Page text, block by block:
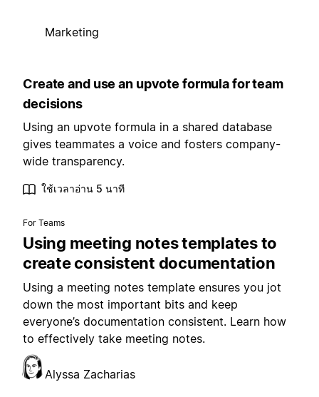
Marketing
Create and use an upvote formula for team
decisions
Using an upvote formula in a shared database
gives teammates a voice and fosters company-
wide transparency.
ใช้เวลาอ่าน 5 นาที
For Teams
Using meeting notes templates to
create consistent documentation
Using a meeting notes template ensures you jot
down the most important bits and keep
everyone’s documentation consistent. Learn how
to effectively take meeting notes.
Alyssa Zacharias